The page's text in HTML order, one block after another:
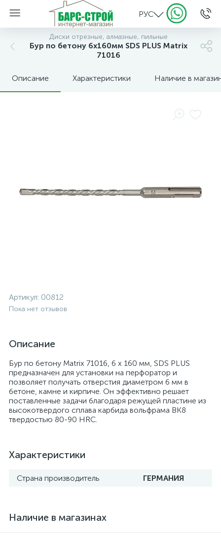
РУС
Диски отрезные, алмазные, пильные
Бур по бетону 6x160мм SDS PLUS Matrix
71016
Описание Характеристики Наличие в
Артикул: 00812
Пока нет отзывов
Описание
Бур по бетону Matrix 71016, 6 х 160 мм, SDS PLUS
предназначен для установки на перфоратор и
позволяет получать отверстия диаметром 6 мм в
бетоне, камне и кирпиче. Он эффективно решает
поставленные задачи благодаря режущей пластине из
высокотвердого сплава карбида вольфрама ВК8
твердостью 80-90 HRC.
Характеристики
Страна производитель ГЕРМАНИЯ
Наличие в магазинах